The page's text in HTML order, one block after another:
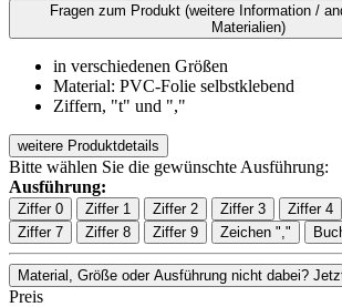
Fragen zum Produkt (weitere Information /
Materialien)
in verschiedenen Größen
Material: PVC-Folie selbstklebend
Ziffern, "t" und ","
weitere Produktdetails
Bitte wählen Sie die gewünschte Ausführung:
Ausführung:
Ziffer 0 Ziffer 1 Ziffer 2 Ziffer 3 Ziffer 4
Ziffer 7
Ziffer 8 Ziffer 9 Zeichen ","
Preis